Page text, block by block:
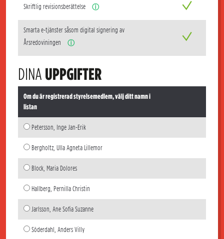
Skriftlig revisionsberättelse ⓘ
Smarta e-tjänster såsom digital signering av
Årsredoviningen
ⓘ
DINA UPPGIFTER
Om du är registrerad styrelsemedlem, välj ditt namn i
listan
Petersson, Inge Jan-Erik
Bergholtz, Ulla Agneta Lillemor
Block, Maria Dolores
Hallberg, Pernilla Christin
Jarlsson, Ane Sofia Suzanne
Söderdahl, Anders Villy